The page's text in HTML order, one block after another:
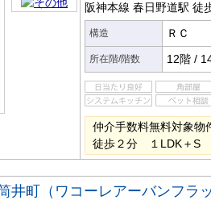
阪神本線 春日野道駅 徒
構造 ＲＣ
所在階/階数 12階 /
仲介手数料無料対象
徒歩２分 １LDK＋S
井町（ワコーレアーバンフラ